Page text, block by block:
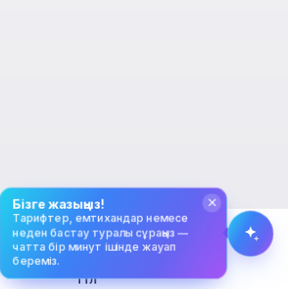
ТІЛ
Бізге жазыңыз!
Тарифтер, емтихандар немесе
неден бастау туралы сұраңыз —
чатта бір минут ішінде жауап
береміз.